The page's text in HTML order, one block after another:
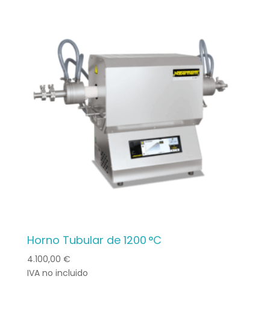
Horno Tubular de 1200 °C
4.100,00 €
IVA no incluido